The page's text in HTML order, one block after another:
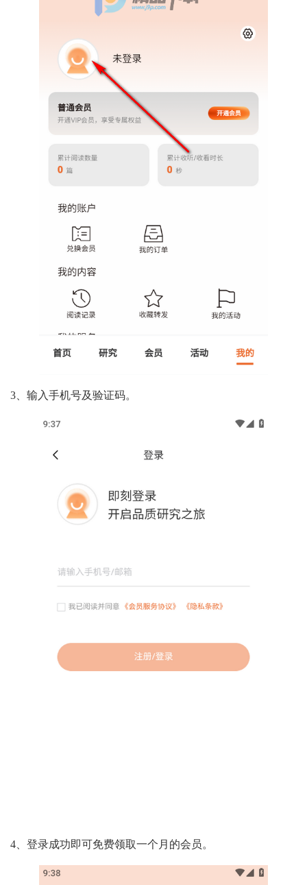
3、输入手机号及验证码。
4、登录成功即可免费领取一个月的会员。